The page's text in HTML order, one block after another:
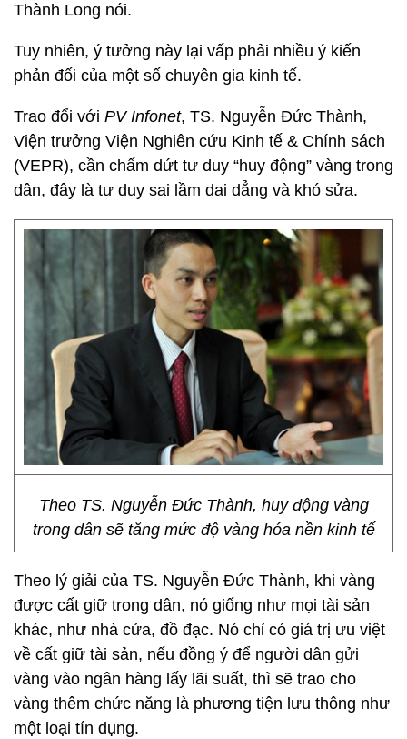
Thành Long nói.
Tuy nhiên, ý tưởng này lại vấp phải nhiều ý kiến
phản đối của một số chuyên gia kinh tế.
Trao đổi với PV Infonet, TS. Nguyễn Đức Thành,
Viện trưởng Viện Nghiên cứu Kinh tế & Chính sách
(VEPR), cần chấm dứt tư duy “huy động” vàng trong
dân, đây là tư duy sai lầm dai dẳng và khó sửa.
Theo TS. Nguyễn Đức Thành, huy động vàng
trong dân sẽ tăng mức độ vàng hóa nền kinh tế
Theo lý giải của TS. Nguyễn Đức Thành, khi vàng
được cất giữ trong dân, nó giống như mọi tài sản
khác, như nhà cửa, đồ đạc. Nó chỉ có giá trị ưu việt
về cất giữ tài sản, nếu đồng ý để người dân gửi
vàng vào ngân hàng lấy lãi suất, thì sẽ trao cho
vàng thêm chức năng là phương tiện lưu thông như
một loại tín dụng.